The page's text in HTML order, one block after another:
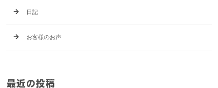
日記
お客様のお声
最近の投稿